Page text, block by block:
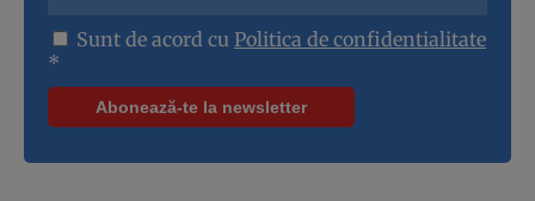
Sunt de acord cu Politica de confidentialitate
*